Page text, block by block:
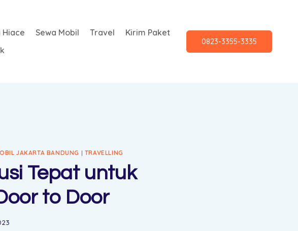
Hiace Sewa Mobil Travel
Kirim Paket
0823-3355-3335
JAKARTA BANDUNG | TRAVELLING
Tepat untuk
to Door